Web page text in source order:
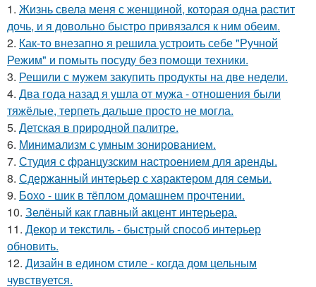
1. Жизнь свела меня с женщиной, которая одна растит
дочь, и я довольно быстро привязался к ним обеим.
2. Как-то внезапно я решила устроить себе "Ручной
Режим" и помыть посуду без помощи техники.
3. Решили с мужем закупить продукты на две недели.
4. Два года назад я ушла от мужа - отношения были
тяжёлые, терпеть дальше просто не могла.
5. Детская в природной палитре.
6. Минимализм с умным зонированием.
7. Студия с французским настроением для аренды.
8. Сдержанный интерьер с характером для семьи.
9. Бохо - шик в тёплом домашнем прочтении.
10. Зелёный как главный акцент интерьера.
11. Декор и текстиль - быстрый способ интерьер
обновить.
12. Дизайн в едином стиле - когда дом цельным
чувствуется.